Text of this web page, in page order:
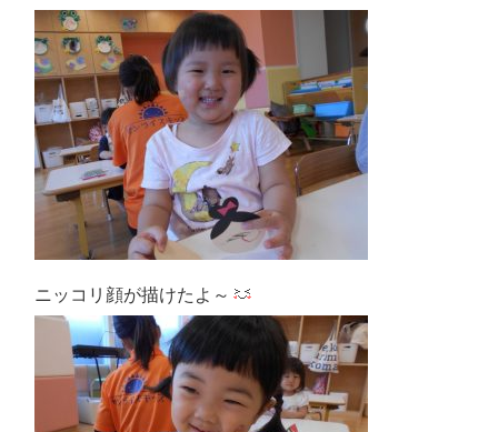
ニッコリ顔が描けたよ～